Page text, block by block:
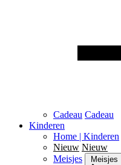
Cadeau Cadeau
Kinderen
Home | Kinderen
Nieuw Nieuw
Meisjes
Meisjes